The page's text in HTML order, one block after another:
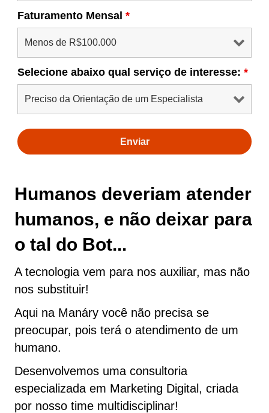
Humanos deveriam atender
humanos, e não deixar para
o tal do Bot...
A tecnologia vem para nos auxiliar, mas não
nos substituir!
Aqui na Manáry você não precisa se
preocupar, pois terá o atendimento de um
humano.
Desenvolvemos uma consultoria
especializada em Marketing Digital, criada
por nosso time multidisciplinar!
Faturamento Mensal *
Selecione abaixo qual serviço de interesse: *